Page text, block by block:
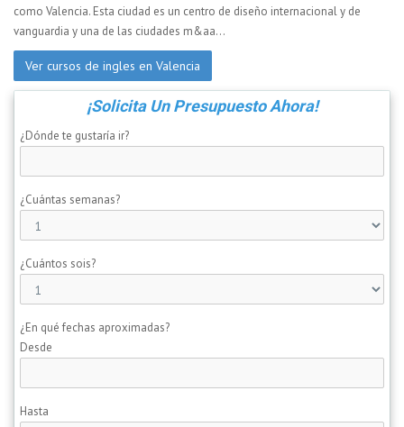
como Valencia. Esta ciudad es un centro de diseño internacional y de
vanguardia y una de las ciudades m&aa...
Ver cursos de ingles en Valencia
¡Solicita Un Presupuesto Ahora!
¿Dónde te gustaría ir?
¿Cuántas semanas?
¿Cuántos sois?
¿En qué fechas aproximadas?
Desde
Hasta